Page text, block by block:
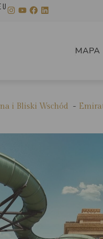
MAPA
i Bliski Wschód